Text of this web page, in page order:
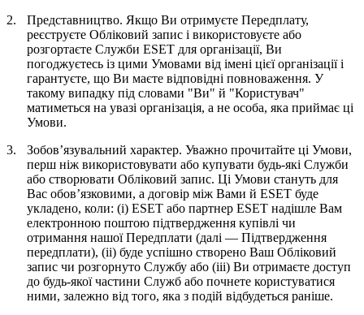
2.
Представництво. Якщо Ви отримуєте Передплату,
реєструєте Обліковий запис і використовуєте або
розгортаєте Служби ESET для організації, Ви
погоджуєтесь із цими Умовами від імені цієї організації і
гарантуєте, що Ви маєте відповідні повноваження. У
такому випадку під словами "Ви" й "Користувач"
матиметься на увазі організація, а не особа, яка приймає ці
Умови.
3.
Зобов’язувальний характер. Уважно прочитайте ці Умови,
перш ніж використовувати або купувати будь-які Служби
або створювати Обліковий запис. Ці Умови стануть для
Вас обов’язковими, а договір між Вами й ESET буде
укладено, коли: (i) ESET або партнер ESET надішле Вам
електронною поштою підтвердження купівлі чи
отримання нашої Передплати (далі — Підтвердження
передплати), (ii) буде успішно створено Ваш Обліковий
запис чи розгорнуто Службу або (iii) Ви отримаєте доступ
до будь-якої частини Служб або почнете користуватися
ними, залежно від того, яка з подій відбудеться раніше.